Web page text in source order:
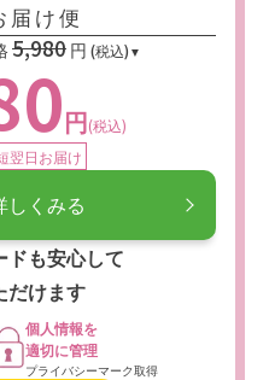
届け便
円(税込)
5,980 円 (税込)
翌日お届け
しくみる
ドも安心して
だけます
個人情報を
適切に管理
プライバシーマーク取得